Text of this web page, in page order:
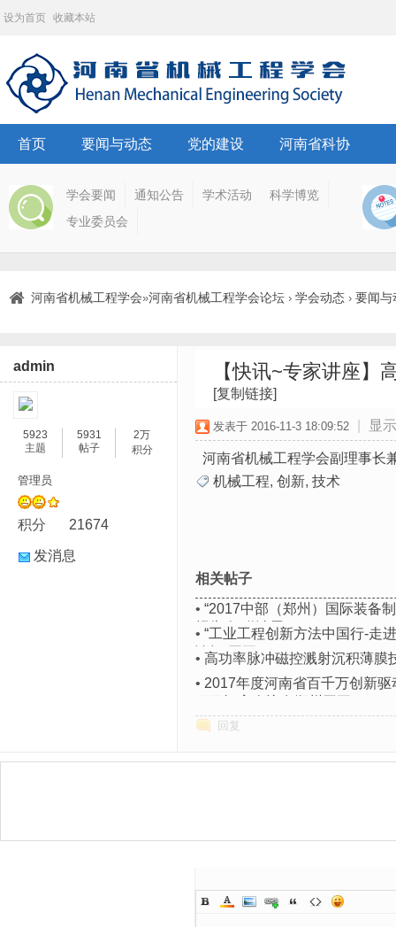
设为首页 收藏本站
首页 要闻与动态 党的建设 河南省科协
学会要闻 通知公告 学术活动
科学博览
专业委员会
河南省机械工程学会»河南省机械工程学会论坛 › 学会动态 › 要闻与
admin
5923
主题
5931
帖子
2万
积分
管理员
积分 21674
发消息
【快讯~专家讲座
[复制链接]
发表于 2016-11-3 18:09:52 显
河南省机械工程学会副理事长
机械工程, 创新, 技术
相关帖子
• “2017中部（郑州）国际装备
报告会“邀请函
• “工业工程创新方法中国行-走
论坛”召开
• 高功率脉冲磁控溅射沉积薄膜
• 2017年度河南省百千万创新
回复